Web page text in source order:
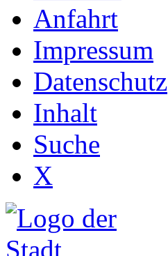
Anfahrt
Impressum
Datenschutz
Inhalt
Suche
X